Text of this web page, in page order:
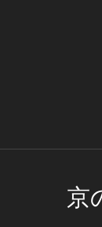
京